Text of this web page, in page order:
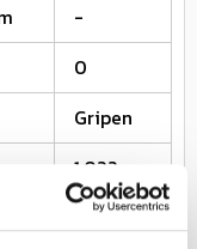
-
0
Gripen
1.022
27x8,50